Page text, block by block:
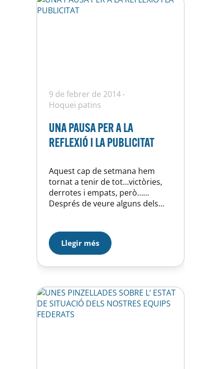
9 de febrer de 2014
Hoquei patins
UNA PAUSA PER A LA
REFLEXIÓ I LA PUBLICITAT
Aquest cap de setmana hem
tornat a tenir de tot…victòries,
derrotes i empats, però……
Després de veure alguns dels
que els nostres nens haurien de
llegir i aplicar-se… és com si els
hi faltés confiança en ells
mateixos, sobretot quan
Llegir més